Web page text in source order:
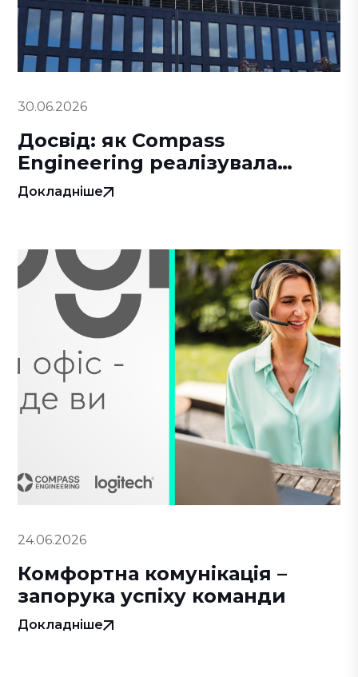
30.06.2026
Досвід: як Compass
Engineering реалізувала
комплексний проєкт нового
Докладніше
24.06.2026
Комфортна комунікація –
запорука успіху команди
Докладніше